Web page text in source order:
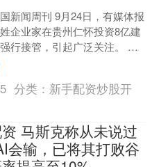
新闻周刊 9月24日，有媒体报
企业家在贵州仁怀投资8亿建
行接管，引起广泛关注。 今
怀市人民政府新闻办公室发
： ....
分类： 新手配资炒股开
马斯克称从未说过
会输，已将其打败谷